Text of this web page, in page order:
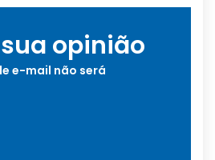
opinião
e-mail não será